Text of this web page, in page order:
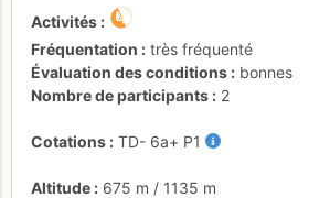
Activités
Fréquentation
très fréquenté
Évaluation des conditions
bonnes
Nombre de participants
2
Cotations TD- 6a+ P1
Altitude 675 m / 1135 m